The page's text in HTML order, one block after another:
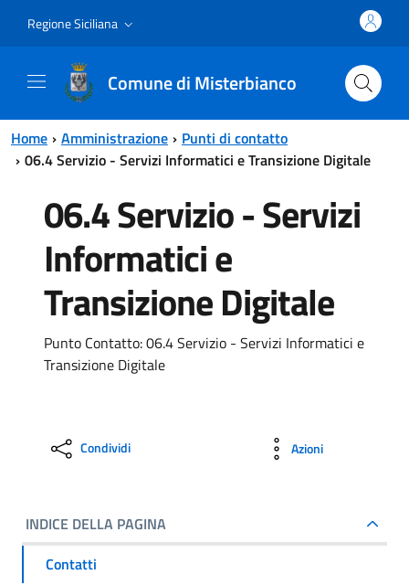
Regione Siciliana
Comune di Misterbianco
Home Amministrazione
Punti di contatto
06.4 Servizio - Servizi Informatici e Transizione Digitale
06.4 Servizio - Servizi
Informatici e
Transizione Digitale
Punto Contatto: 06.4 Servizio - Servizi Informatici e
Transizione Digitale
Condividi Azioni
INDICE DELLA PAGINA
Contatti